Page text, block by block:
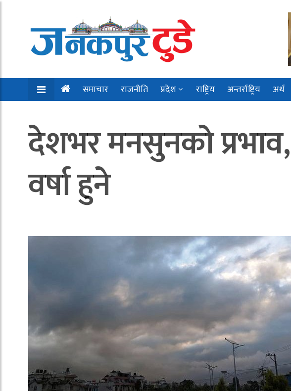
समाचार राजनीति प्रदेश राष्ट्रिय अन्तर्राष्ट्रिय अर्थ
देशभर मनसुनको प्रभाव,
वर्षा हुने